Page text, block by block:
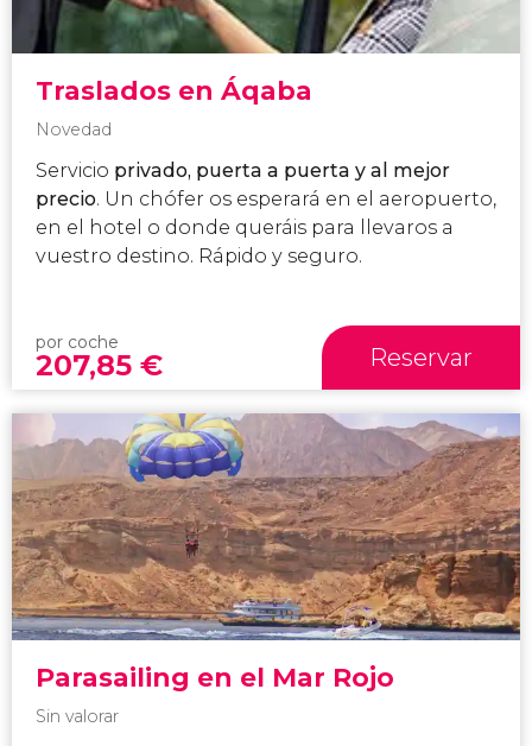
Traslados en Áqaba
Novedad
Servicio privado, puerta a puerta y al mejor
precio. Un chófer os esperará en el aeropuerto,
en el hotel o donde queráis para llevaros a
vuestro destino. Rápido y seguro.
por coche
207,85 € Reservar
Parasailing en el Mar Rojo
Sin valorar